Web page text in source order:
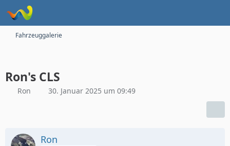
Fahrzeuggalerie
Ron's CLS
Ron 30. Januar 2025 um 09:49
Ron